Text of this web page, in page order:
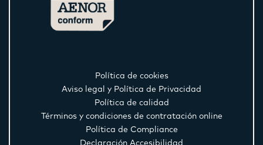
Política de cookies
Aviso legal y Política de Privacidad
Política de calidad
Términos y condiciones de contratación online
Política de Compliance
Declaración Accesibilidad